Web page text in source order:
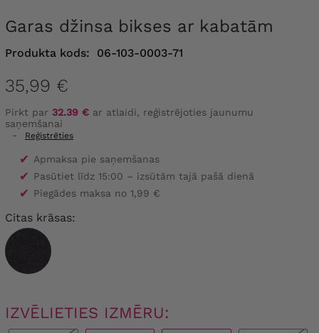
Garas džinsa bikses ar kabatām
Produkta kods: 06-103-0003-71
35,99 €
Pirkt par 32.39 € ar atlaidi, reģistrējoties jaunumu
saņemšanai
-
Reģistrēties
✔ Apmaksa pie saņemšanas
✔ Pasūtiet līdz 15:00 – izsūtām tajā pašā dienā
✔ Piegādes maksa no 1,99 €
Citas krāsas:
IZVĒLIETIES IZMĒRU: